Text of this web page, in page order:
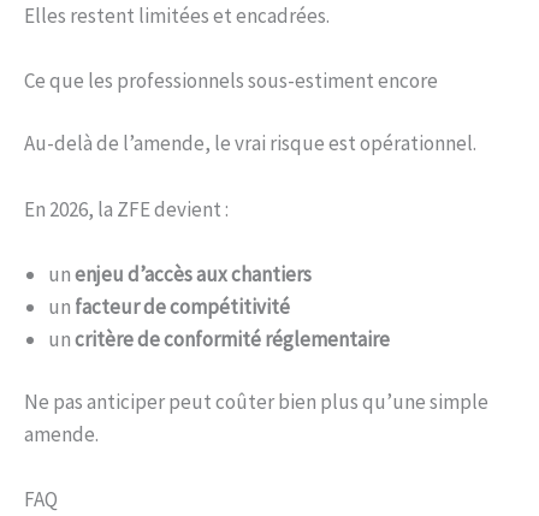
Elles restent limitées et encadrées.
Ce que les professionnels sous-estiment encore
Au-delà de l’amende, le vrai risque est opérationnel.
En 2026, la ZFE devient :
unenjeu d’accès aux chantiers
un facteur de compétitivité
uncritère de conformité réglementaire
Ne pas anticiper peut coûter bien plus qu’une simple
amende.
FAQ